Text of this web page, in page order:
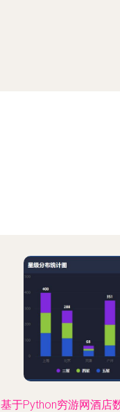
基于Python穷游网酒店